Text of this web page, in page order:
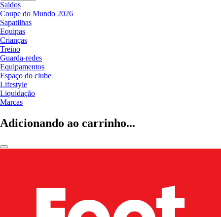
Saldos
Coupe do Mundo 2026
Sapatilhas
Equipas
Crianças
Treino
Guarda-redes
Equipamentos
Espaço do clube
Lifestyle
Liquidação
Marcas
Adicionando ao carrinho...